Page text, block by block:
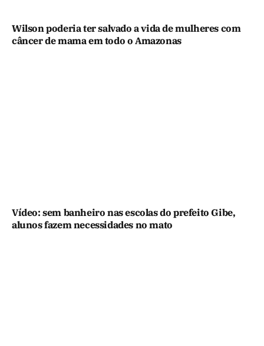
Wilson poderia ter salvado a vida de mulheres com
câncer de mama em todo o Amazonas
Vídeo: sem banheiro nas escolas do prefeito Gibe,
alunos fazem necessidades no mato